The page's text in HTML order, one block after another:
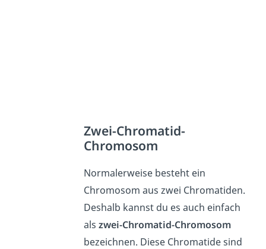
Zwei-Chromatid-
Chromosom
Normalerweise besteht ein
Chromosom aus zwei Chromatiden.
Deshalb kannst du es auch einfach
als zwei-Chromatid-Chromosom
bezeichnen. Diese Chromatide sind